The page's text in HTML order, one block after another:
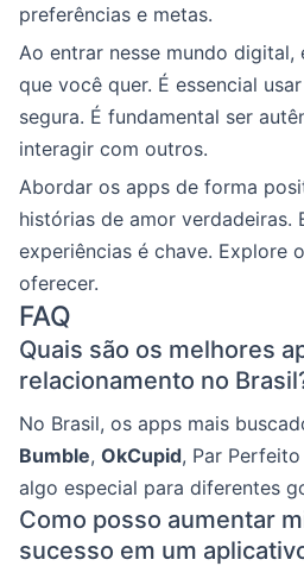
preferências e metas.
Ao entrar nesse mundo
que você quer. É essencial
segura. É fundamental ser
interagir com outros.
Abordar os apps de forma
histórias de amor verdadeiras.
experiências é chave. Explore
oferecer.
FAQ
Quais são os melhores
relacionamento no
No Brasil, os apps mais
Bumble, OkCupid, Par
algo especial para diferentes
Como posso aumentar
sucesso em um